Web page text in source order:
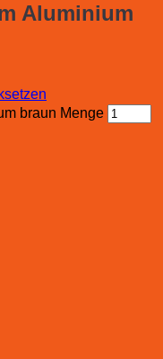
Aluminium
braun Menge